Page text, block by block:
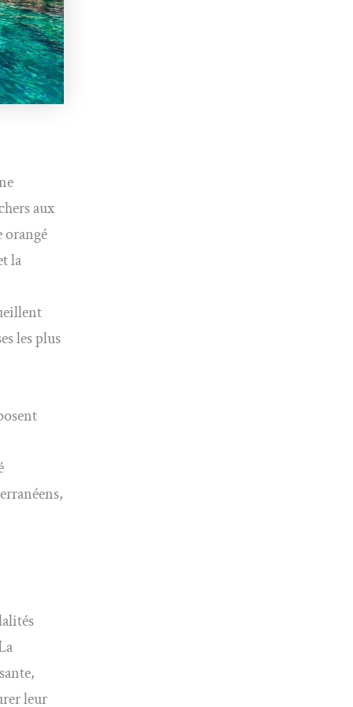
aux
orangé
la
les plus
leur